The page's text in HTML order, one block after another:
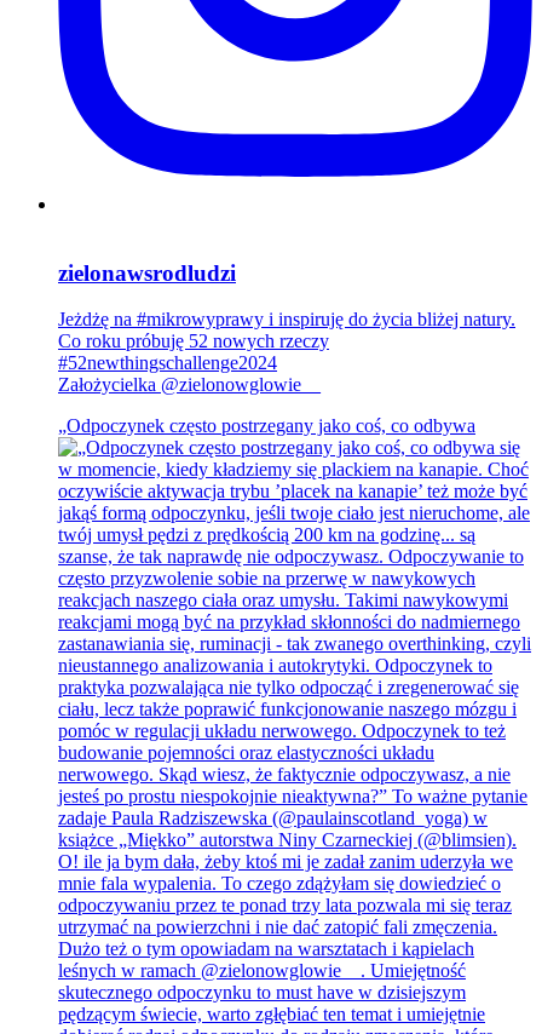
zielonawsrodludzi
Jeżdżę na #mikrowyprawy i inspiruję do życia bliżej natury.
Co roku próbuję 52 nowych rzeczy
#52newthingschallenge2024
Założycielka @zielonowglowie__
„Odpoczynek często postrzegany jako coś, co odbywa